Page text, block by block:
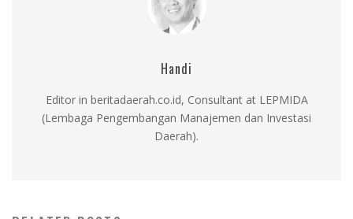
Handi
Editor in beritadaerah.co.id, Consultant at LEPMIDA
(Lembaga Pengembangan Manajemen dan Investasi
Daerah).